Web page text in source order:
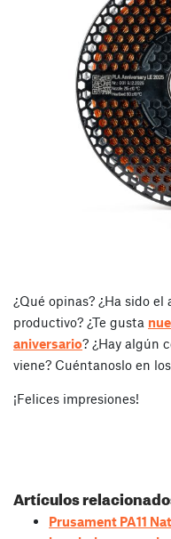
¿Qué opinas? ¿Ha sido
productivo? ¿Te gusta
aniversario? ¿Hay algún
viene? Cuéntanoslo en
¡Felices impresiones!
Artículos
Prusament PA11